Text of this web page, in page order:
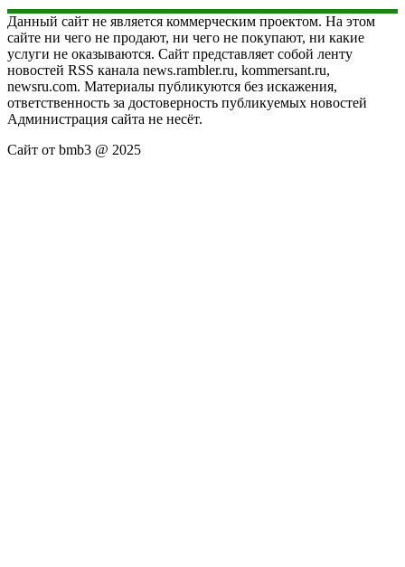
Данный сайт не является коммерческим проектом. На этом
сайте ни чего не продают, ни чего не покупают, ни какие
услуги не оказываются. Сайт представляет собой ленту
новостей RSS канала news.rambler.ru, kommersant.ru,
newsru.com. Материалы публикуются без искажения,
ответственность за достоверность публикуемых новостей
Администрация сайта не несёт.
Сайт от bmb3 @ 2025